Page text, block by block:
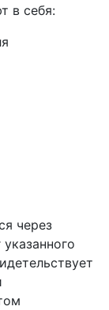
в себя:
через